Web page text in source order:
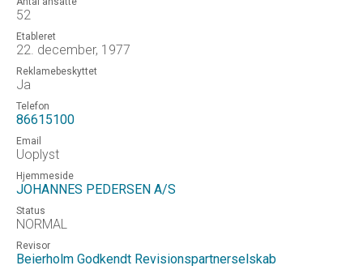
52
Etableret
22. december, 1977
Reklamebeskyttet
Ja
Telefon
86615100
Email
Uoplyst
Hjemmeside
JOHANNES PEDERSEN A/S
Status
NORMAL
Revisor
Beierholm Godkendt Revisionspartnerselskab